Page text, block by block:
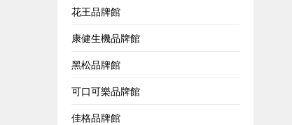
花王品牌館
康健生機品牌館
黑松品牌館
可口可樂品牌館
佳格品牌館